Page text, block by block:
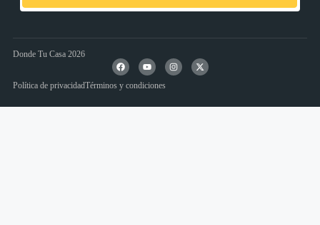
Donde Tu Casa 2026
Política de privacidadTérminos y condiciones